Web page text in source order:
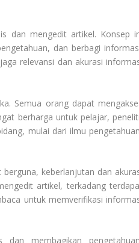
dan mengedit artikel. Konsep
dan berbagi
relevansi dan akurasi
Semua orang dapat
berharga untuk pelajar,
mulai dari ilmu
keberlanjutan dan
artikel, terkadang
untuk memverifikasi
membagikan